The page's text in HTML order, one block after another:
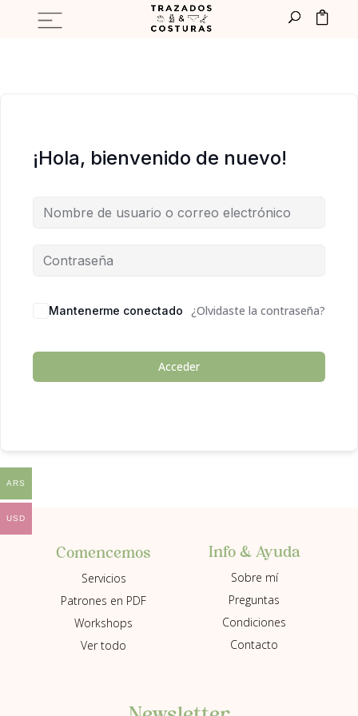
¡Hola, bienvenido de nuevo!
Mantenerme conectado ¿Olvidaste la contraseña?
Acceder
Comencemos
Servicios
Patrones en PDF
Workshops
Ver todo
Info & Ayuda
Sobre mí
Preguntas
Condiciones
Contacto
ARS
USD